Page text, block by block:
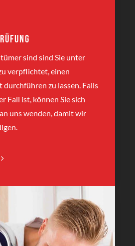
sind sind Sie unter
verpflichtet, einen
zu lassen. Falls
Fall ist, können Sie sich
uns wenden, damit wir